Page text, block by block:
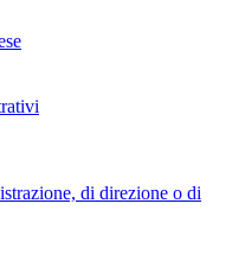
di direzione o di